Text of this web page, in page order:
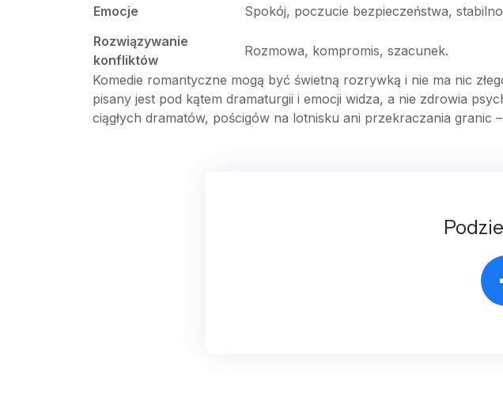
Emocje Spokój, poczucie bezpieczeństwa,
Rozwiązywanie
konfliktów
Rozmowa, kompromis, szacunek.
Komedie romantyczne mogą być świetną rozrywką i nie ma nic
pisany jest pod kątem dramaturgii i emocji widza, a nie zdrowia
ciągłych dramatów, pościgów na lotnisku ani przekraczania